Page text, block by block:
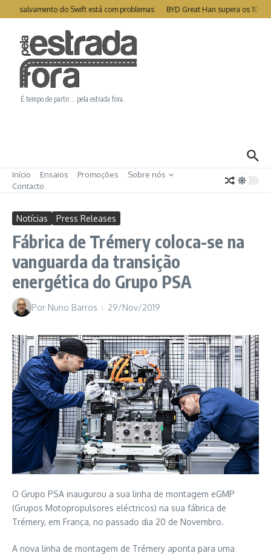
Ir para o conteúdo
de salvamento do Swift está com problemas BYD Great Han supera os
É tempo de partir… pela estrada fora.
Início Ensaios Promoções
Sobre nós
Contacto
Notícias Press Releases
Fábrica de Trémery coloca-se na
vanguarda da transição
energética do Grupo PSA
Por Nuno Barros 29/Nov/2019
O Grupo PSA inaugurou a sua linha de montagem eGMP
(Grupos Motopropulsores eléctricos) na sua fábrica de
Trémery, em França, no passado dia 20 de Novembro.
A nova linha de montagem de Trémery aponta para uma